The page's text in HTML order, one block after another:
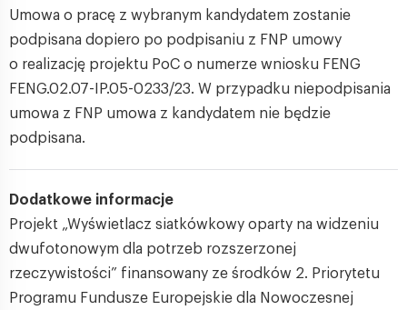
Umowa o pracę z wybranym kandydatem zostanie
podpisana dopiero po podpisaniu z FNP umowy
o realizację projektu PoC o numerze wniosku FENG
FENG.02.07-IP.05-0233/23. W przypadku niepodpisania
umowa z FNP umowa z kandydatem nie będzie
podpisana.
Dodatkowe informacje
Projekt „Wyświetlacz siatkówkowy oparty na widzeniu
dwufotonowym dla potrzeb rozszerzonej
rzeczywistości” finansowany ze środków 2. Priorytetu
Programu Fundusze Europejskie dla Nowoczesnej